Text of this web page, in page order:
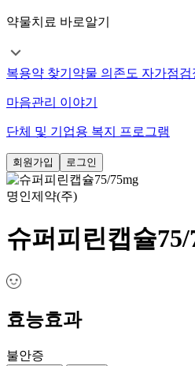
약물치료 바로알기
복용약 찾기 약물 의존도 자가점검
마음관리 이야기
단체 및 기업용 복지 프로그램
회원가입 로그인
명인제약(주)
슈퍼피린캡슐75/
효능효과
불안증